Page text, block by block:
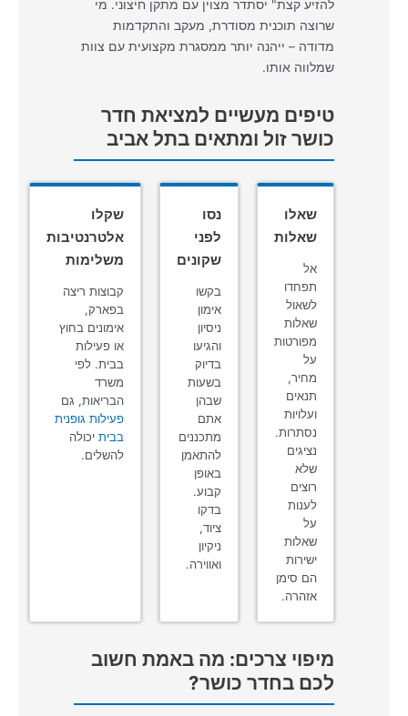
להזיע קצת" יסתדר מצוין עם מתקן חיצוני. מי
שרוצה תוכנית מסודרת, מעקב והתקדמות
מדודה – ייהנה יותר ממסגרת מקצועית עם צוות
שמלווה אותו.
טיפים מעשיים למציאת חדר
כושר זול ומתאים בתל אביב
שאלו
שאלות
אל
תפחדו
לשאול
שאלות
מפורטות
על
מחיר,
תנאים
ועלויות
נסתרות.
נציגים
שלא
רוצים
לענות
על
שאלות
ישירות
הם סימן
אזהרה.
נסו
לפני
שקונים
בקשו
אימון
ניסיון
והגיעו
בדיוק
בשעות
שבהן
אתם
מתכננים
להתאמן
באופן
קבוע.
בדקו
ציוד,
ניקיון
ואווירה.
שקלו
אלטרנטיבות
משלימות
קבוצות ריצה
בפארק,
אימונים בחוץ
או פעילות
בבית. לפי
משרד
הבריאות, גם
פעילות גופנית
בביתיכולה
להשלים.
מיפוי צרכים: מה באמת חשוב
לכם בחדר כושר?